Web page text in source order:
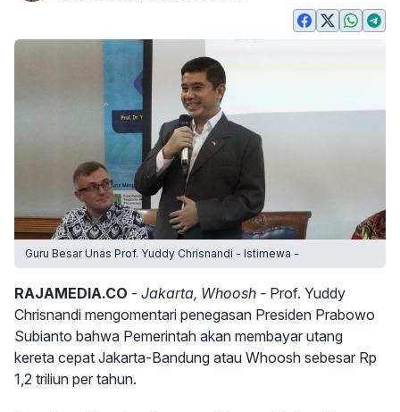
Guru Besar Unas Prof. Yuddy Chrisnandi - Istimewa -
RAJAMEDIA.CO - Jakarta, Whoosh - Prof. Yuddy
Chrisnandi mengomentari penegasan Presiden Prabowo
Subianto bahwa Pemerintah akan membayar utang
kereta cepat Jakarta-Bandung atau Whoosh sebesar Rp
1,2 triliun per tahun.